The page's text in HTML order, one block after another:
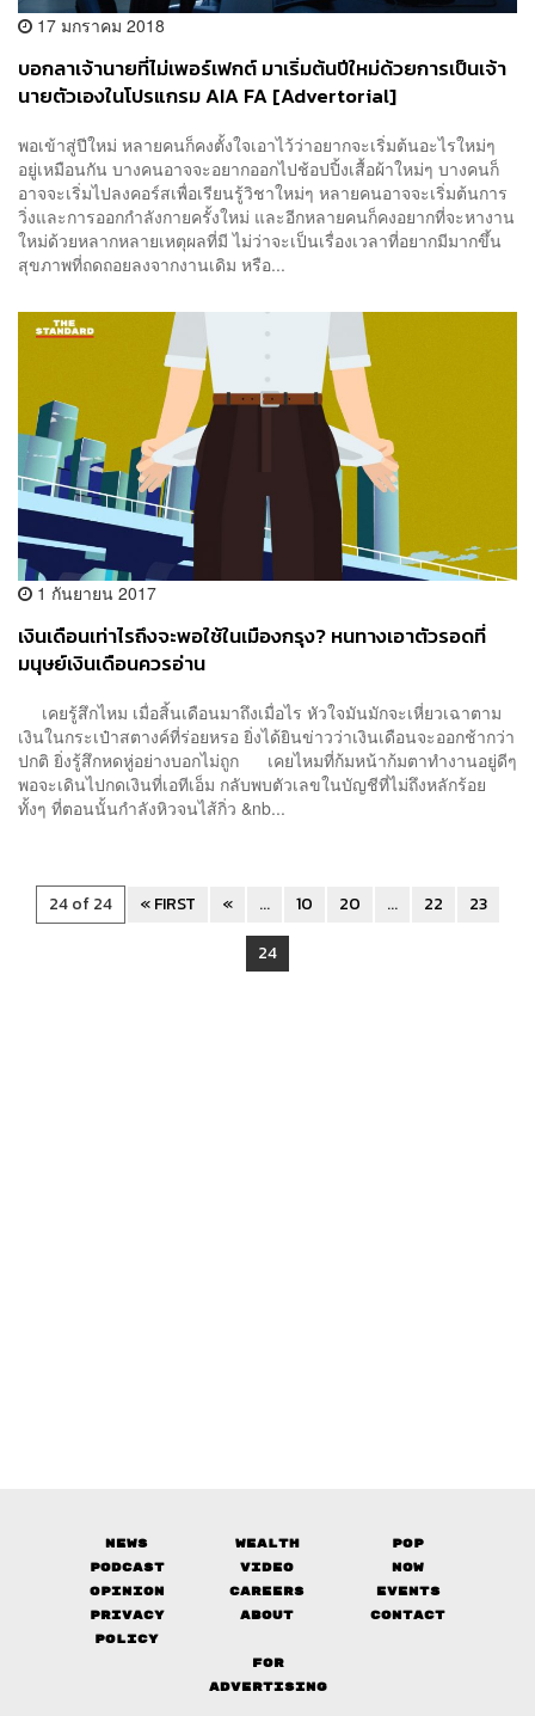
17 มกราคม 2018
บอกลาเจ้านายที่ไม่เพอร์เฟกต์ มาเริ่มต้นปีใหม่ด้วยการเป็นเจ้า
นายตัวเองในโปรแกรม AIA FA [Advertorial]
พอเข้าสู่ปีใหม่ หลายคนก็คงตั้งใจเอาไว้ว่าอยากจะเริ่มต้นอะไรใหม่ๆ
อยู่เหมือนกัน บางคนอาจจะอยากออกไปช้อปปิ้งเสื้อผ้าใหม่ๆ บางคนก็
อาจจะเริ่มไปลงคอร์สเพื่อเรียนรู้วิชาใหม่ๆ หลายคนอาจจะเริ่มต้นการ
วิ่งและการออกกำลังกายครั้งใหม่ และอีกหลายคนก็คงอยากที่จะหางาน
ใหม่ด้วยหลากหลายเหตุผลที่มี ไม่ว่าจะเป็นเรื่องเวลาที่อยากมีมากขึ้น
สุขภาพที่ถดถอยลงจากงานเดิม หรือ...
1 กันยายน 2017
เงินเดือนเท่าไรถึงจะพอใช้ในเมืองกรุง? หนทางเอาตัวรอดที่
มนุษย์เงินเดือนควรอ่าน
เคยรู้สึกไหม เมื่อสิ้นเดือนมาถึงเมื่อไร หัวใจมันมักจะเหี่ยวเฉาตาม
เงินในกระเป๋าสตางค์ที่ร่อยหรอ ยิ่งได้ยินข่าวว่าเงินเดือนจะออกช้ากว่า
ปกติ ยิ่งรู้สึกหดหู่อย่างบอกไม่ถูก เคยไหมที่ก้มหน้าก้มตาทำงานอยู่ดีๆ
พอจะเดินไปกดเงินที่เอทีเอ็ม กลับพบตัวเลขในบัญชีที่ไม่ถึงหลักร้อย
ทั้งๆ ที่ตอนนั้นกำลังหิวจนไส้กิ่ว &nb...
24 of 24 « FIRST « ... 10 20 ... 22
23
24
News Wealth
Pop
Podcast
Video
Now
Opinion
Careers
Events
Privacy
Policy
About Contact
FOR
ADVERTISING